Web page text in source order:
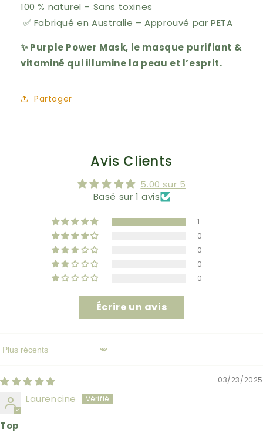
100 % naturel – Sans toxines
✅ Fabriqué en Australie – Approuvé par PETA
✨ Purple Power Mask, le masque purifiant &
vitaminé qui illumine la peau et l’esprit.
Partager
Avis Clients
5.00 sur 5
Basé sur 1 avis
1
0
0
0
0
Écrire un avis
Sort by
03/23/2025
Laurencine
Top